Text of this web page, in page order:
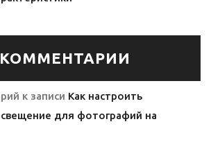
к записи Как настроить
для фотографий на